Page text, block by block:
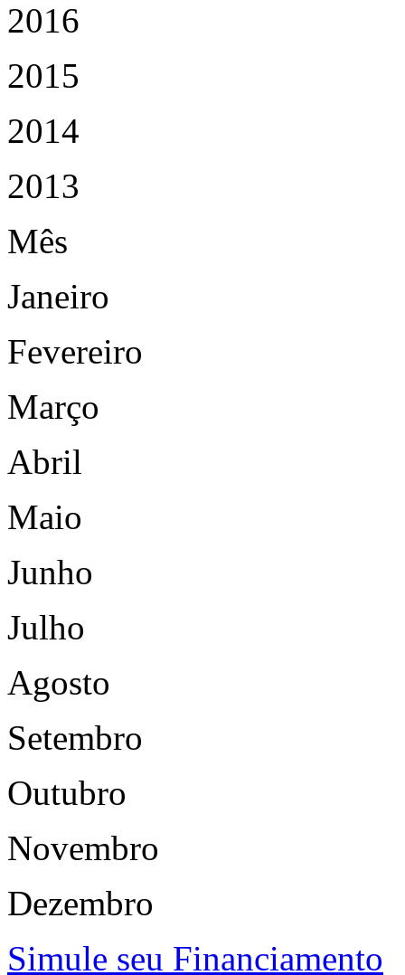
2016
2015
2014
2013
Mês
Janeiro
Fevereiro
Março
Abril
Maio
Junho
Julho
Agosto
Setembro
Outubro
Novembro
Dezembro
Simule seu Financiamento